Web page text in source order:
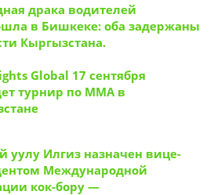
драка водителей
в Бишкеке: оба задержаны
Кыргызстана.
Global 17 сентября
турнир по ММА в
уулу Илгиз назначен вице-
Международной
кок-бору —